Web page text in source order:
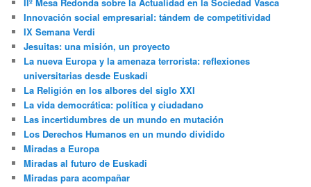
IIº Mesa Redonda sobre la Actualidad en la Sociedad Vasca
Innovación social empresarial: tándem de competitividad
IX Semana Verdi
Jesuitas: una misión, un proyecto
La nueva Europa y la amenaza terrorista: reflexiones
universitarias desde Euskadi
La Religión en los albores del siglo XXI
La vida democrática: política y ciudadano
Las incertidumbres de un mundo en mutación
Los Derechos Humanos en un mundo dividido
Miradas a Europa
Miradas al futuro de Euskadi
Miradas para acompañar